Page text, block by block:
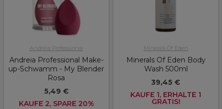
Andreia Professional
Andreia Professional Make-
up-Schwamm - My Blender
Rosa
5,49 €
KAUFE 2, SPARE 20%
Minerals Of Eden
Minerals Of Eden Body
Wash 500ml
39,45 €
KAUFE 1, ERHALTE 1
GRATIS!